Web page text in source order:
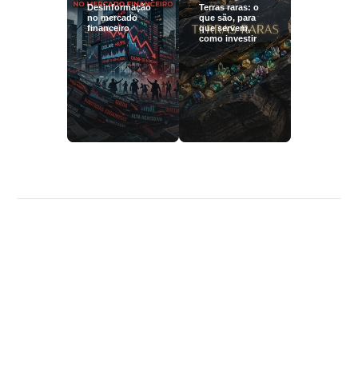
Desinformação
no mercado
financeiro
Terras raras: o
que são, para
que servem,
como investir